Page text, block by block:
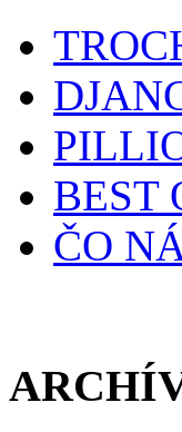
BEST
ČO